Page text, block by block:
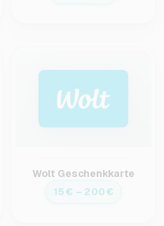
Wolt Geschenkkarte
15€ – 200€